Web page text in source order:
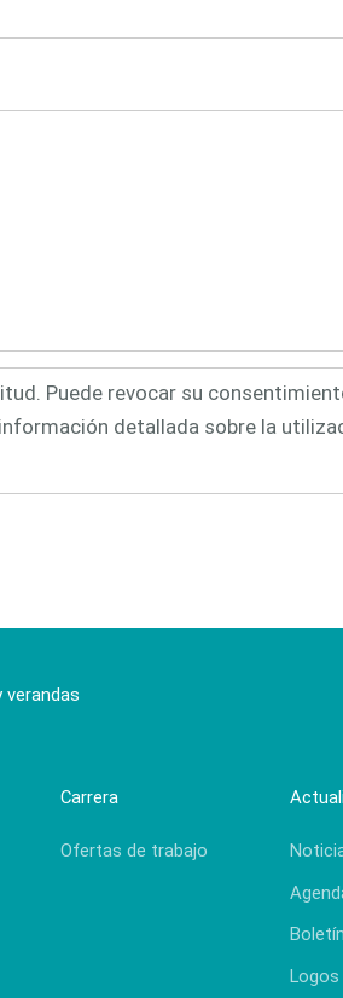
Puede revocar su
información detallada sobre la
verandas
Carrera
Ofertas de trabajo
Logos